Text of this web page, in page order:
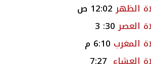
الظهر12:02 ص
العصر30: 3
المغرب